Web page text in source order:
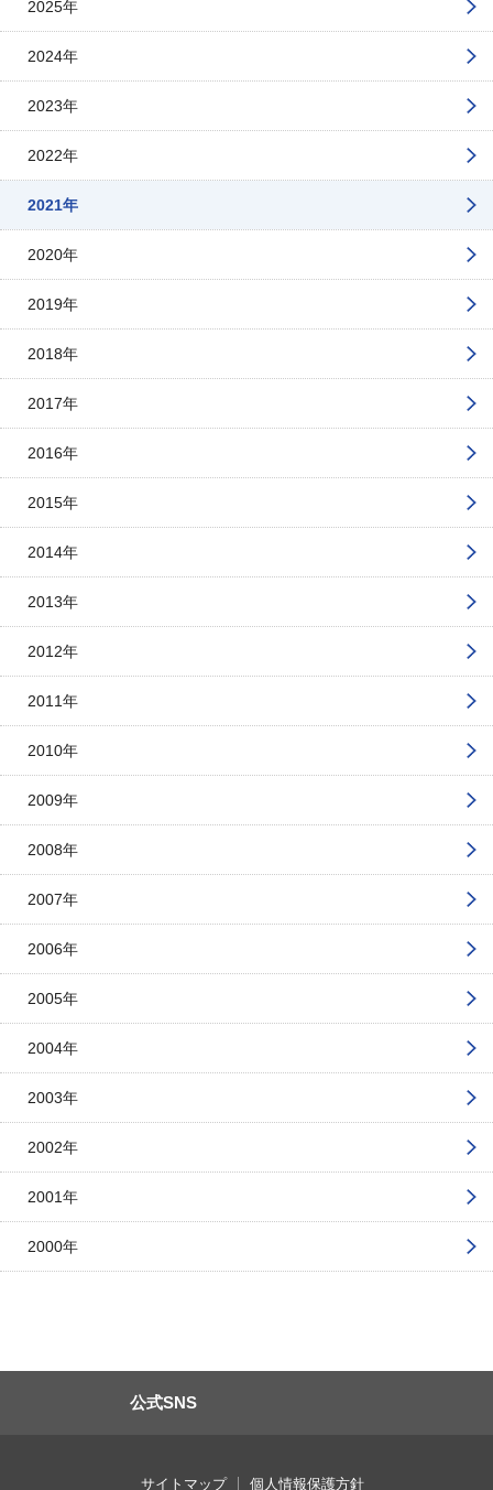
2025年
2024年
2023年
2022年
2021年
2020年
2019年
2018年
2017年
2016年
2015年
2014年
2013年
2012年
2011年
2010年
2009年
2008年
2007年
2006年
2005年
2004年
2003年
2002年
2001年
2000年
公式SNS
サイトマップ 個人情報保護方針